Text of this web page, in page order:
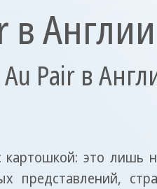
Англии
Pair в
это лишь
представлений,